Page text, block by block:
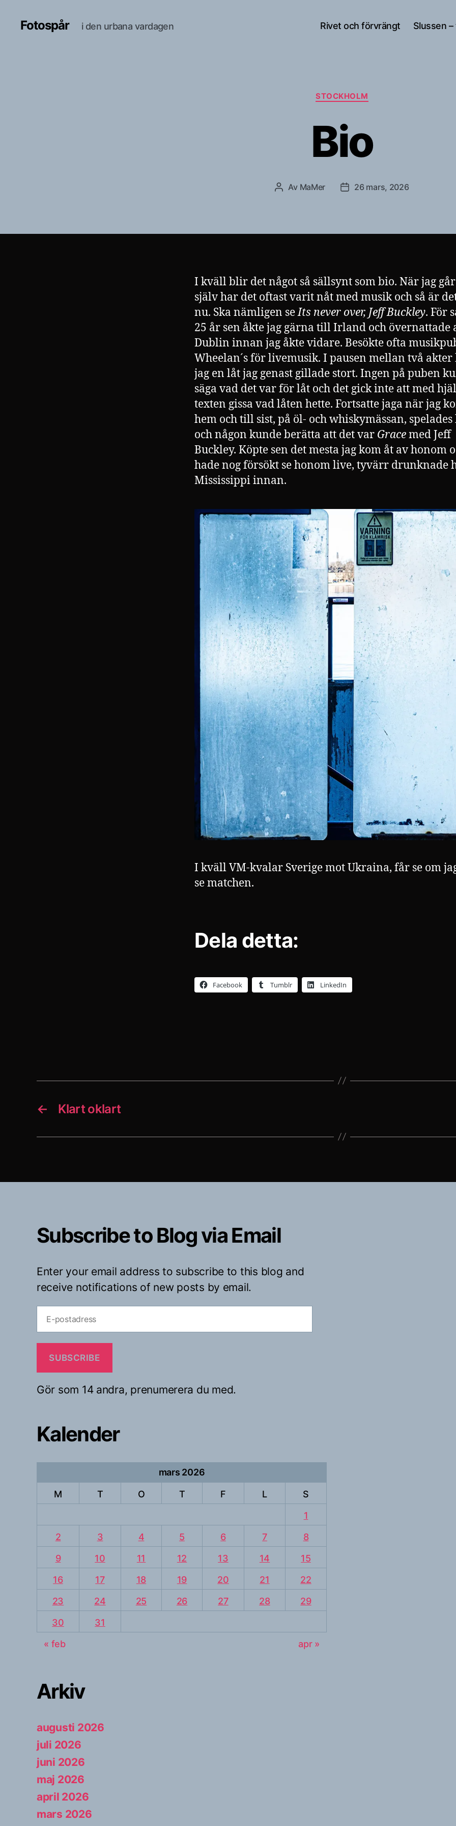
Fotospår i den urbana vardagen Rivet och förvrängt Slussen
Kategorier
STOCKHOLM
Bio
Inläggsförfattare
Av MaMer Inläggsdatum
26 mars, 2026
I kväll blir det något så sällsynt som bio. När jag
själv har det oftast varit nåt med musik och så är
nu. Ska nämligen seIts never over, Jeff Buckley. För
25 år sen åkte jag gärna till Irland och
Dublin innan jag åkte vidare. Besökte ofta
Wheelan´s för livemusik. I pausen mellan två akter
jag en låt jag genast gillade stort. Ingen på puben
säga vad det var för låt och det gick inte att med
texten gissa vad låten hette. Fortsatte jaga när jag
hem och till sist, på öl- och whiskymässan,
och någon kunde berätta att det var Gracemed Jeff
Buckley. Köpte sen det mesta jag kom åt av honom
hade nog försökt se honom live, tyvärr drunknade
Mississippi innan.
I kväll VM-kvalar Sverige mot Ukraina, får se om
se matchen.
Dela detta:
Facebook Tumblr LinkedIn
← Klart oklart
Subscribe to Blog via Email
Enter your email address to subscribe to this blog and
receive notifications of new posts by email.
postadress
SUBSCRIBE
Gör som 14 andra, prenumerera du med.
Kalender
mars 2026
M T O T F L
S
1
2
3 4 5 6 7
8
9
10 11 12 13 14
15
16
17 18 19 20 21
22
23
24 25 26 27 28
29
30
31
« feb
apr »
Arkiv
augusti 2026
juli 2026
juni 2026
maj 2026
april 2026
mars 2026